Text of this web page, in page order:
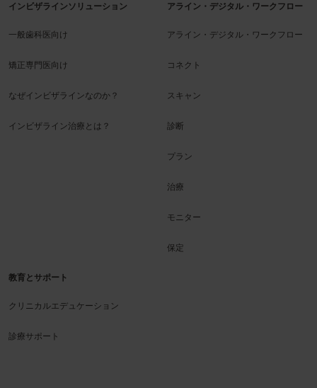
インビザラインソリューション
一般歯科医向け
矯正専門医向け
なぜインビザラインなのか？
インビザライン治療とは？
アライン・デジタル・ワークフロー
アライン・デジタル・ワークフロー
コネクト
スキャン
診断
プラン
治療
モニター
保定
教育とサポート
クリニカルエデュケーション
診療サポート